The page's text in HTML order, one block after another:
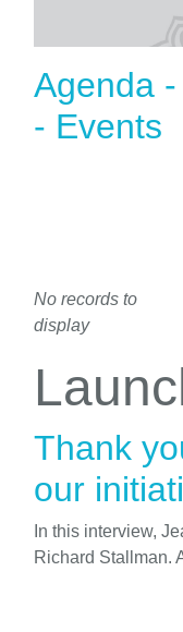
Agenda
- Events
No records to
display
Thank
our
In this interview,
Richard Stallman.